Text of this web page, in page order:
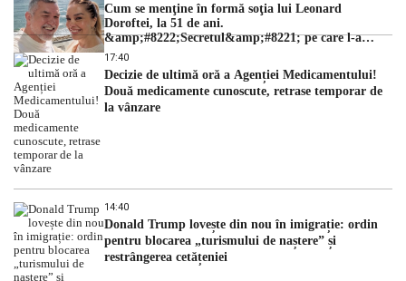
Cum se menţine în formă soţia lui Leonard
Doroftei, la 51 de ani.
&amp;#8222;Secretul&amp;#8221; pe care l-a
dezvăluit
17:40
Decizie de ultimă oră a Agenției Medicamentului!
Două medicamente cunoscute, retrase temporar de
la vânzare
14:40
Donald Trump lovește din nou în imigrație: ordin
pentru blocarea „turismului de naștere” și
restrângerea cetățeniei